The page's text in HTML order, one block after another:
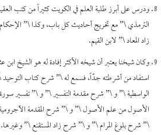
ودرس على أبرز طلبة العلم في الكويت كثيراً من كتب
الترمذي \” مع تخريج أحاديث كل باب، وكذا \”
زاد المعاد \” لابن القيم.
وكان شيخنا يعتبر أن شيخه الأكثر إفادة له هو الشيخ
استفاد من أشرطته جدّاً، فسمع له \” شرح كتاب
الواسطية \” و \” شرح مقدمة التفسير \” و \” تفسير
الأصول من علم الأصول \” و \” شرح المقدمة
\” شرح بلوغ المرام \” و \” شرح زاد المستقنع \” وغيرها.